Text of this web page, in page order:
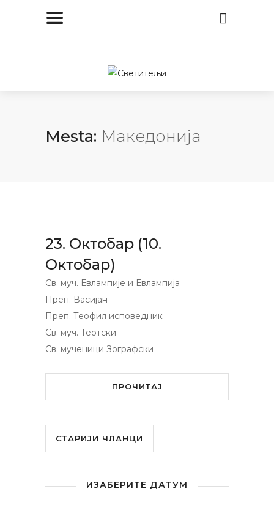
Mesta: Македонија
23. Октобар (10.
Октобар)
Св. муч. Евлампије и Евлампија
Преп. Васијан
Преп. Теофил исповедник
Св. муч. Теотски
Св. мученици Зографски
ПРОЧИТАЈ
СТАРИЈИ ЧЛАНЦИ
ИЗАБЕРИТЕ ДАТУМ